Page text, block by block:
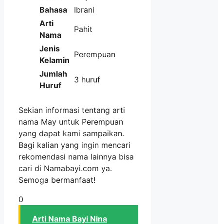
Bahasa
Ibrani
Arti
Nama
Pahit
Jenis
Kelamin
Perempuan
Jumlah
Huruf
3 huruf
Sekian informasi tentang arti
nama May untuk Perempuan
yang dapat kami sampaikan.
Bagi kalian yang ingin mencari
rekomendasi nama lainnya bisa
cari di Namabayi.com ya.
Semoga bermanfaat!
0
Arti Nama Bayi Nina